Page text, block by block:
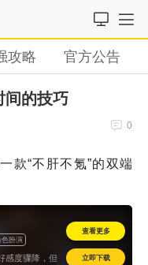
攻略 官方公告
间的技巧
0
款“不肝不氪”的双端
色扮演
感度骤降，但
查看更多
立即下载